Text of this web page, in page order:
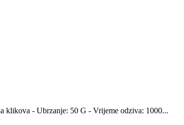
klikova - Ubrzanje: 50 G - Vrijeme odziva: 1000...